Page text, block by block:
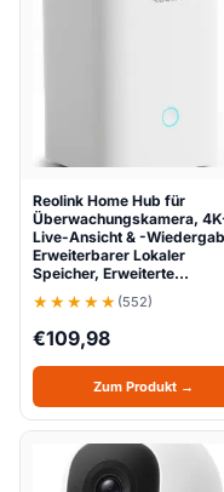
Reolink Home Hub für
Überwachungskamera,
Live-Ansicht & -
Erweiterbarer Lokaler
Speicher, Erweiterte…
(552)
€109,98
Zum Produkt →